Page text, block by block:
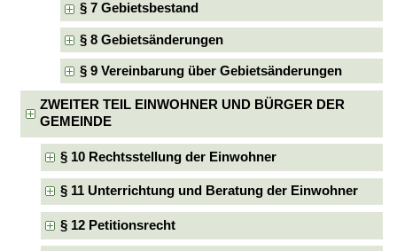
§ 7 Gebietsbestand
§ 8 Gebietsänderungen
§ 9 Vereinbarung über Gebietsänderungen
ZWEITER TEIL EINWOHNER UND BÜRGER DER
GEMEINDE
§ 10 Rechtsstellung der Einwohner
§ 11 Unterrichtung und Beratung der Einwohner
§ 12 Petitionsrecht